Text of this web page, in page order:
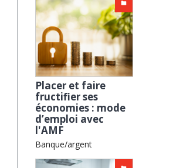
Placer et faire
fructifier ses
économies : mode
d’emploi avec
l'AMF
Banque/argent